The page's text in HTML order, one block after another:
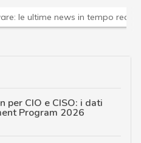
le ultime news in tempo
per CIO e CISO: i dati
Program 2026